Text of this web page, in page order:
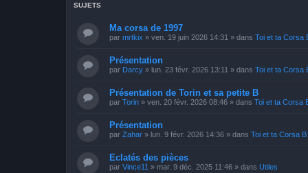
SUJETS
Ma corsa de 1997
par mrtkix » ven. 19 juin 2026 14:31 » dans Toi et ta Corsa
Présentation
par Darcy » lun. 23 févr. 2026 13:11 » dans Toi et ta Corsa
Présentation de Torin et sa petite B
par Torin » ven. 20 févr. 2026 08:46 » dans Toi et ta Corsa
Présentation
par Zahar » lun. 9 févr. 2026 14:36 » dans Toi et ta Corsa B
Eclatés des pièces
par Vince11 » mar. 9 déc. 2025 11:46 » dans Utiles